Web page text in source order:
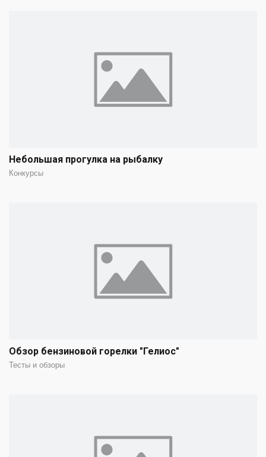
Небольшая прогулка на рыбалку
Конкурсы
Обзор бензиновой горелки "Гелиос"
Тесты и обзоры